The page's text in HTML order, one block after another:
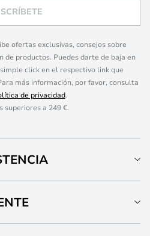
ofertas exclusivas, consejos sobre
de productos. Puedes darte de baja en
click en el respectivo link que
más información, por favor, consulta
de privacidad.
superiores a 249 €.